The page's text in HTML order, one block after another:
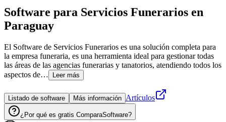
Software para Servicios Funerarios en
Paraguay
El Software de Servicios Funerarios es una solución completa para
la empresa funeraria, es una herramienta ideal para gestionar todas
las áreas de las agencias funerarias y tanatorios, atendiendo todos los
aspectos de…
Leer más
Listado de software Más información Artículos
¿Por qué es gratis ComparaSoftware?